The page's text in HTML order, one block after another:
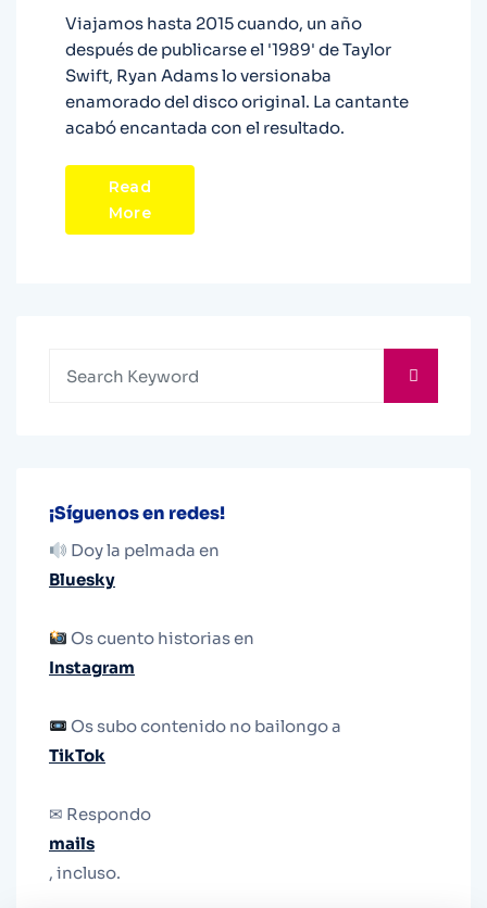
Viajamos hasta 2015 cuando, un año
después de publicarse el '1989' de Taylor
Swift, Ryan Adams lo versionaba
enamorado del disco original. La cantante
acabó encantada con el resultado.
Read
More
¡Síguenos en redes!
Doy la pelmada en
Bluesky
Os cuento historias en
Instagram
Os subo contenido no bailongo a
TikTok
✉ Respondo
mails
, incluso.